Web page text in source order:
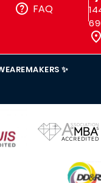
FAQ
✨
IMAGE
IMAGE